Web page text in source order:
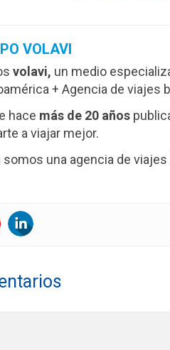
VOLAVI
volavi, un medio
+ Agencia de viajes
hace más de 20 años
a viajar mejor.
una agencia de